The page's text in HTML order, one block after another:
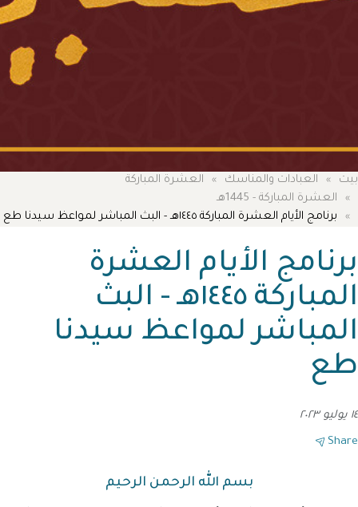
بيت العبادات والمناسك
العشرة المباركة
العشرة المباركة - 1445هـ
برنامج الأيام العشرة المباركة ١٤٤٥هـ - البث المباشر لمواعظ سيدنا طع
برنامج الأيام العشرة
المباركة ١٤٤٥هـ - البث
المباشر لمواعظ سيدنا
طع
١٤ يوليو ٢٠٢٣
Share
بسم الله الرحمن الرحيم